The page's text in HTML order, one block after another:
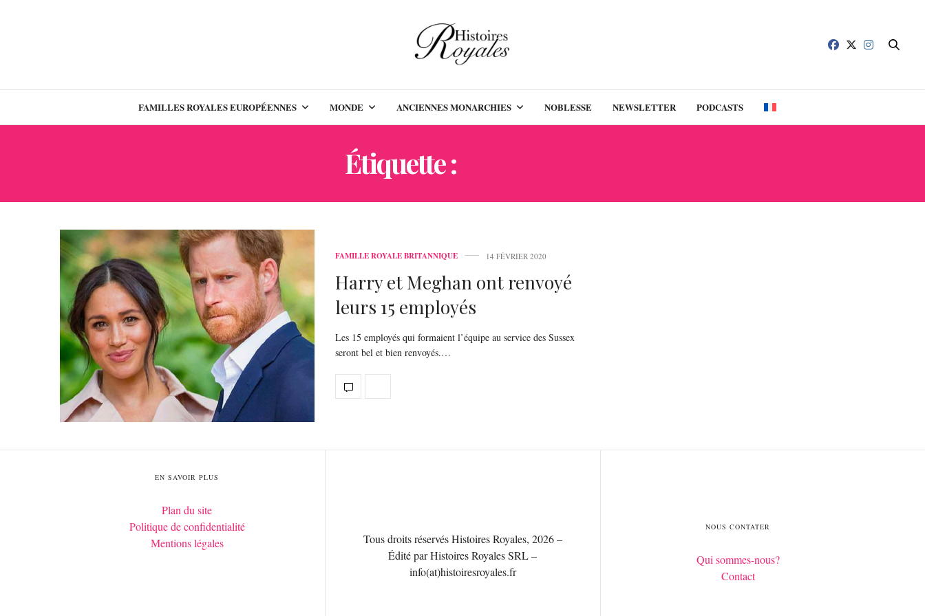
FAMILLES ROYALES EUROPÉENNES MONDE ANCIENNES MONARCHIES NOBLESSE NEWSLETTER PODCASTS
Étiquette :
FAMILLE ROYALE BRITANNIQUE 14 FÉVRIER 2020
Harry et Meghan ont renvoyé
leurs 15 employés
Les 15 employés qui formaient l’équipe au service des Sussex
seront bel et bien renvoyés.…
EN SAVOIR PLUS
Plan du site
Politique de confidentialité
Mentions légales
Tous droits réservés Histoires Royales, 2026 –
Édité par Histoires Royales SRL –
info(at)histoiresroyales.fr
NOUS CONTATER
Qui sommes-nous?
Contact